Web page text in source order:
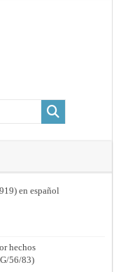
en español
hechos
56/83)